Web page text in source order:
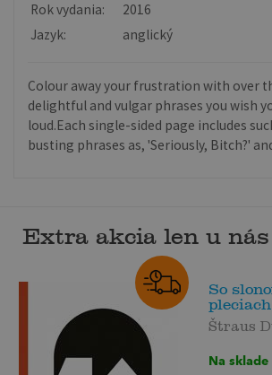
Rok vydania:
2016
Jazyk:
anglický
Colour away your frustration with over
delightful and vulgar phrases you wish
loud.Each single-sided page includes
busting phrases as, 'Seriously, Bitch?'
Extra akcia len u nás
So
pleciach
Štraus
Na sklade